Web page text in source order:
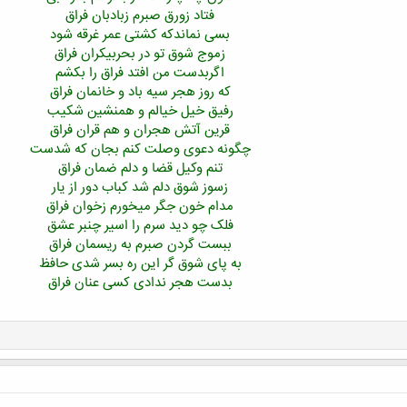
فتاد زورق صبرم زبادبان فراق
بسی نماندکه کشتی عمر غرقه شود
زموج شوق تو در بحربیکران فراق
اگربدست من افتد فراق را بکشم
که روز هجر سیه باد و خانمان فراق
رفیق خیل خیالم و همنشین شکیب
قرین آتش هجران و هم قران فراق
چگونه دعوی وصلت کنم بجان که شدست
تنم وکیل قضا و دلم ضمان فراق
زسوز شوق دلم شد کباب دور از یار
مدام خون جگر میخورم زخوان فراق
فلک چو دید سرم را اسیر چنبر عشق
ببست گردن صبرم به ریسمان فراق
به پای شوق گر این ره بسر شدی حافظ
بدست هجر ندادی کسی عنان فراق